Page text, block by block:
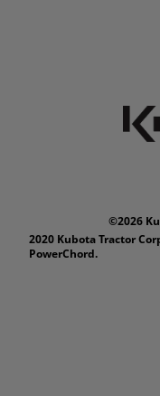
©2026
2020 Kubota Tractor
PowerChord.